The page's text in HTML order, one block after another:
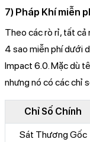
7) Pháp Khí miễn
Theo các rò rỉ, tất cả
4 sao miễn phí dưới
Impact 6.0. Mặc dù
nhưng nó có các chỉ
Chỉ Số Chính
Sát Thương Gốc